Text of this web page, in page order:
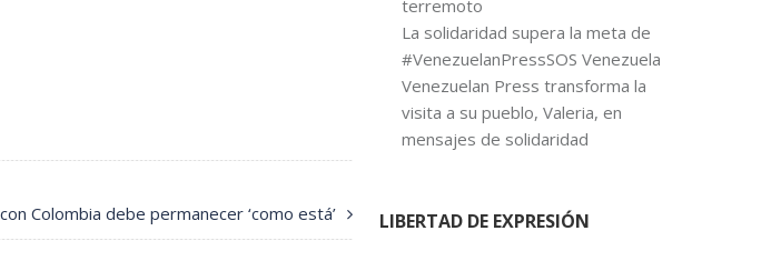
Colombia debe permanecer ‘como está’
terremoto
La solidaridad supera la meta de
#VenezuelanPressSOS Venezuela
Venezuelan Press transforma la
visita a su pueblo, Valeria, en
mensajes de solidaridad
LIBERTAD DE EXPRESIÓN